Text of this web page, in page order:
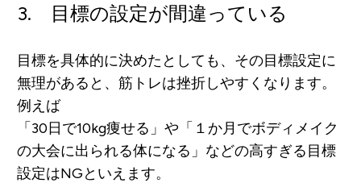
3. 目標の設定が間違っている
目標を具体的に決めたとしても、その目標設定に
無理があると、筋トレは挫折しやすくなります。
例えば
「30日で10kg痩せる」や「１か月でボディメイク
の大会に出られる体になる」などの高すぎる目標
設定はNGといえます。